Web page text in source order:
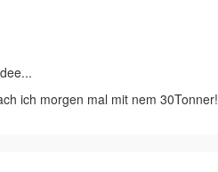
ich morgen mal mit nem 30Tonner!